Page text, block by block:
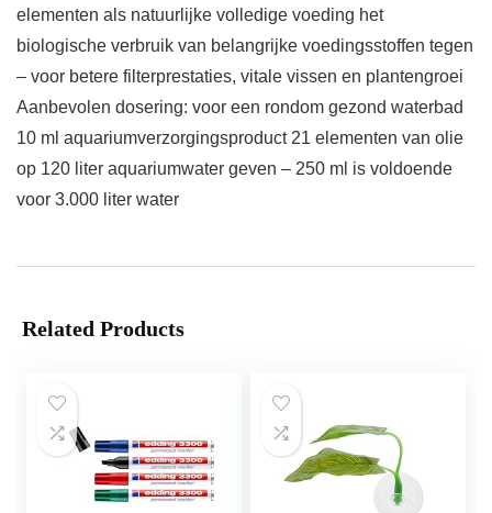
elementen als natuurlijke volledige voeding het
biologische verbruik van belangrijke voedingsstoffen tegen
– voor betere filterprestaties, vitale vissen en plantengroei
Aanbevolen dosering: voor een rondom gezond waterbad
10 ml aquariumverzorgingsproduct 21 elementen van olie
op 120 liter aquariumwater geven – 250 ml is voldoende
voor 3.000 liter water
Related Products